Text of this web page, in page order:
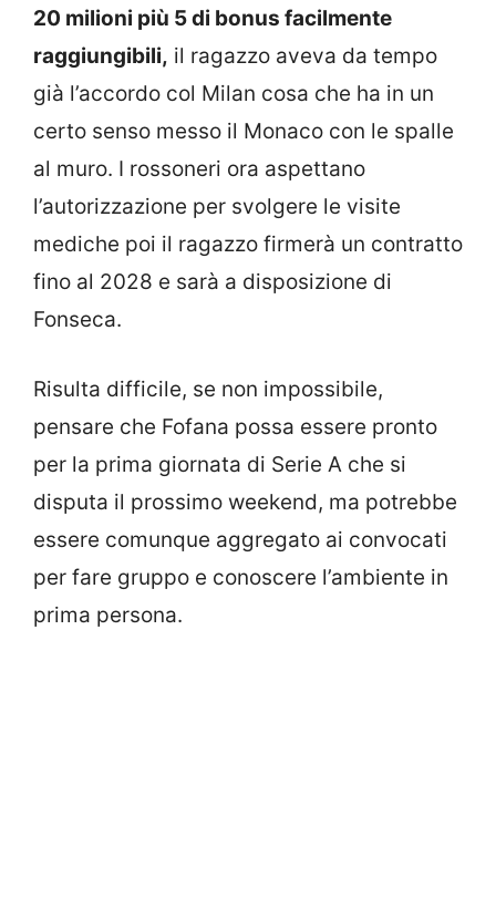
20 milioni più 5 di bonus facilmente
raggiungibili, il ragazzo aveva da tempo
già l’accordo col Milan cosa che ha in un
certo senso messo il Monaco con le spalle
al muro. I rossoneri ora aspettano
l’autorizzazione per svolgere le visite
mediche poi il ragazzo firmerà un contratto
fino al 2028 e sarà a disposizione di
Fonseca.
Risulta difficile, se non impossibile,
pensare che Fofana possa essere pronto
per la prima giornata di Serie A che si
disputa il prossimo weekend, ma potrebbe
essere comunque aggregato ai convocati
per fare gruppo e conoscere l’ambiente in
prima persona.